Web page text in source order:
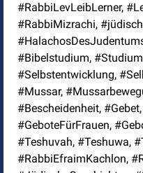
#RabbiLevLeibLerner,
#RabbiMizrachi,
#Bibelstudium,
#Selbstentwicklung,
#Mussar,
#Bescheidenheit,
#GeboteFürFrauen,
#Teshuvah, #Teshuwa,
#RabbiEfraimKachlon,